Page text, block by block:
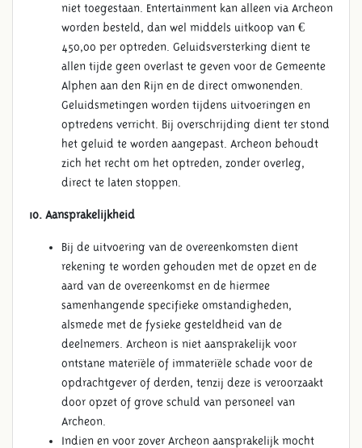
niet toegestaan. Entertainment kan alleen via Archeon
worden besteld, dan wel middels uitkoop van €
450,00 per optreden. Geluidsversterking dient te
allen tijde geen overlast te geven voor de Gemeente
Alphen aan den Rijn en de direct omwonenden.
Geluidsmetingen worden tijdens uitvoeringen en
optredens verricht. Bij overschrijding dient ter stond
het geluid te worden aangepast. Archeon behoudt
zich het recht om het optreden, zonder overleg,
direct te laten stoppen.
10. Aansprakelijkheid
Bij de uitvoering van de overeenkomsten dient
rekening te worden gehouden met de opzet en de
aard van de overeenkomst en de hiermee
samenhangende specifieke omstandigheden,
alsmede met de fysieke gesteldheid van de
deelnemers. Archeon is niet aansprakelijk voor
ontstane materiële of immateriële schade voor de
opdrachtgever of derden, tenzij deze is veroorzaakt
door opzet of grove schuld van personeel van
Archeon.
Indien en voor zover Archeon aansprakelijk mocht